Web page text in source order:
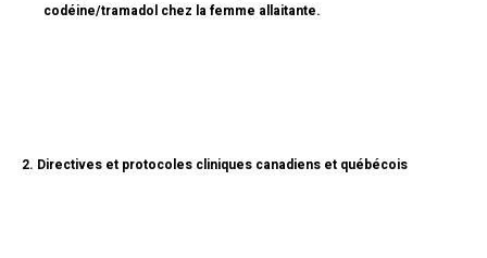
codéine/tramadol chez la femme allaitante.
2. Directives et protocoles cliniques canadiens et québécois